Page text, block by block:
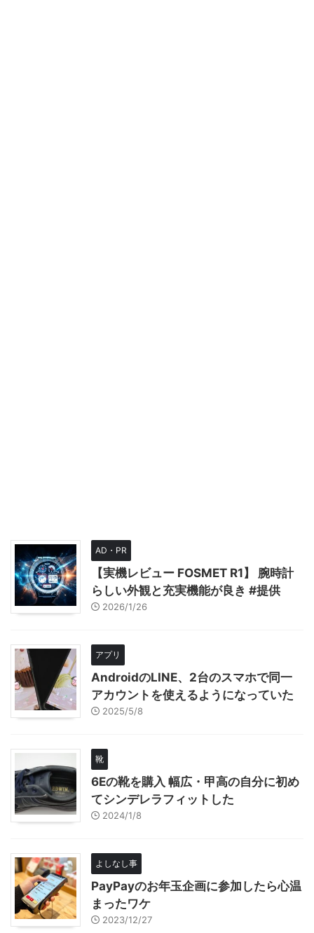
AD・PR
【実機レビュー FOSMET R1】 腕時計
らしい外観と充実機能が良き #提供
2026/1/26
アプリ
AndroidのLINE、2台のスマホで同一
アカウントを使えるようになっていた
2025/5/8
靴
6Eの靴を購入 幅広・甲高の自分に初め
てシンデレラフィットした
2024/1/8
よしなし事
PayPayのお年玉企画に参加したら心温
まったワケ
2023/12/27